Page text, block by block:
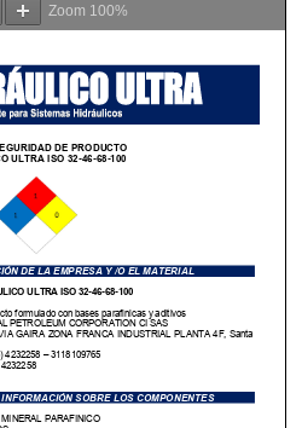
Zoom 100%